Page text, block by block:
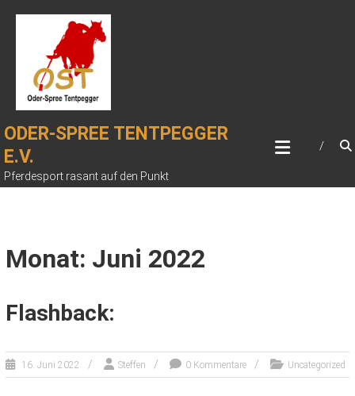
ODER-SPREE TENTPEGGER
E.V.
Pferdesport rasant auf den Punkt
Monat: Juni 2022
Flashback:
16. Juni 2022 Steffen 0 Kommentare Uncategorized